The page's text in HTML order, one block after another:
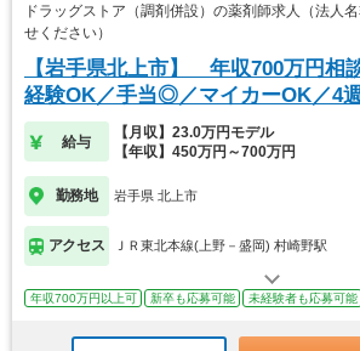
ドラッグストア（調剤併設）の薬剤師求人（法
せください）
【岩手県北上市】 年収700万円相
経験OK／手当◎／マイカーOK／4
給与
【月収】23.0万円モデル
【年収】450万円～700万円
勤務地 岩手県 北上市
アクセス ＪＲ東北本線(上野－盛岡) 村崎野駅
年収700万円以上可 新卒も応募可能 未経験者も応募可能